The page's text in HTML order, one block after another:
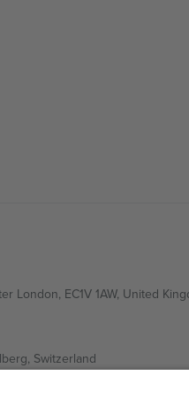
London, EC1V 1AW, United
Switzerland